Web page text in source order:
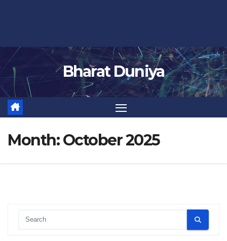
Bharat Duniya
Month:October 2025